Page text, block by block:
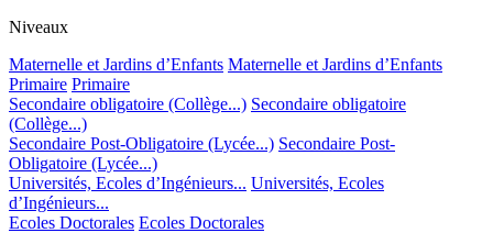
Niveaux
Maternelle et Jardins d’Enfants Maternelle et Jardins d’Enfants
Primaire Primaire
Secondaire obligatoire (Collège...) Secondaire obligatoire
(Collège...)
Secondaire Post-Obligatoire (Lycée...) Secondaire Post-
Obligatoire (Lycée...)
Universités, Ecoles d’Ingénieurs... Universités, Ecoles
d’Ingénieurs...
Ecoles Doctorales Ecoles Doctorales